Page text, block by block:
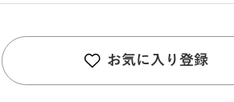
お気に入り登録